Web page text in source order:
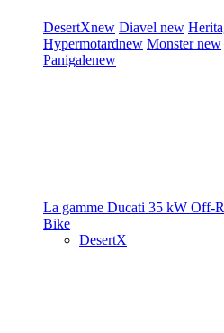
DesertXnew Diavel new
Hypermotardnew Monsternew
Panigalenew
La gamme Ducati 35 kW Off-
Bike
DesertX